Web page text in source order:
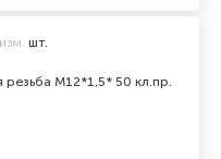
резьба M12*1,5* 50 кл.пр.
шт.